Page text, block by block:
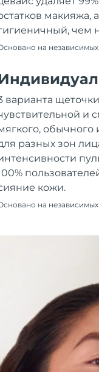
макияжа,
чем
на
варианта
и
обычного
разных зон
кожи.
на